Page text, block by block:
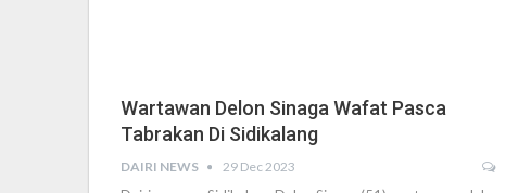
Wartawan Delon Sinaga Wafat Pasca
Tabrakan Di Sidikalang
DAIRI NEWS 29 Dec 2023